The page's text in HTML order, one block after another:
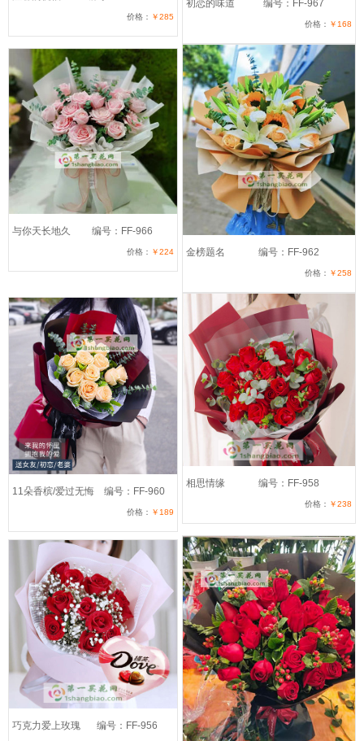
价格： ￥285
初恋的味道 编号：FF-967
价格： ￥168
与你天长地久 编号：FF-966
价格： ￥224 金榜题名 编号：FF-962
价格： ￥258
11朵香槟/爱过无悔 编号：FF-960
价格： ￥189
相思情缘 编号：FF-958
价格： ￥238
巧克力爱上玫瑰 编号：FF-956